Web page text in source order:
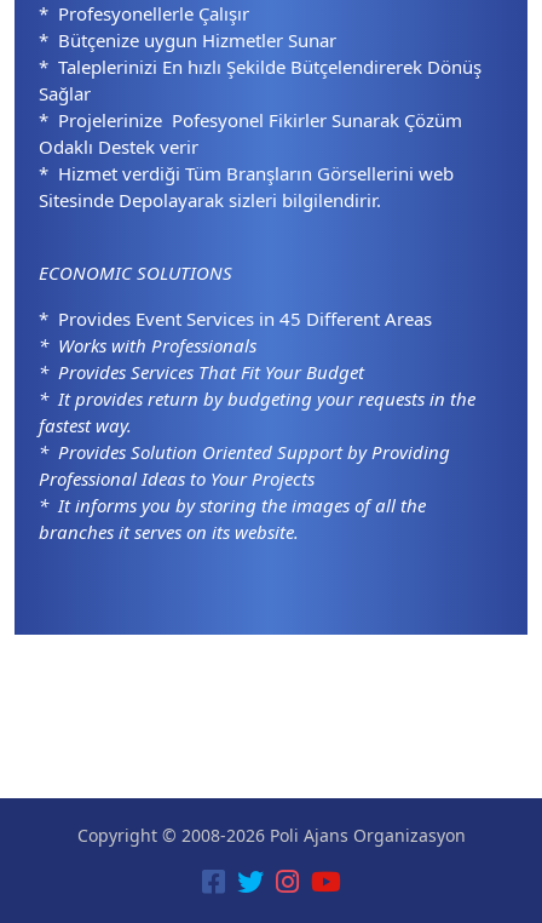
* Profesyonellerle Çalışır
* Bütçenize uygun Hizmetler Sunar
* Taleplerinizi En hızlı Şekilde Bütçelendirerek Dönüş
Sağlar
* Projelerinize Pofesyonel Fikirler Sunarak Çözüm
Odaklı Destek verir
* Hizmet verdiği Tüm Branşların Görsellerini web
Sitesinde Depolayarak sizleri bilgilendirir.
ECONOMIC SOLUTIONS
* Provides Event Services in 45 Different Areas
* Works with Professionals
* Provides Services That Fit Your Budget
* It provides return by budgeting your requests in the
fastest way.
* Provides Solution Oriented Support by Providing
Professional Ideas to Your Projects
* It informs you by storing the images of all the
branches it serves on its website.
Copyright © 2008-2026 Poli Ajans Organizasyon